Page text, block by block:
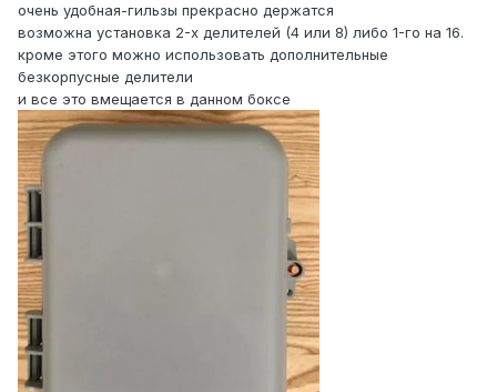
очень удобная-гильзы прекрасно держатся
возможна установка 2-х делителей (4 или 8) либо 1-го на 16.
кроме этого можно использовать дополнительные
безкорпусные делители
и все это вмещается в данном боксе